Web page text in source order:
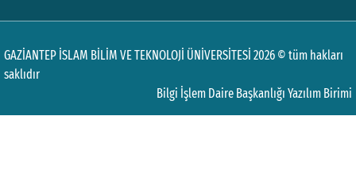
GAZİANTEP İSLAM BİLİM VE TEKNOLOJİ ÜNİVERSİTESİ 2026 © tüm hakları
saklıdır
Bilgi İşlem Daire Başkanlığı Yazılım Birimi